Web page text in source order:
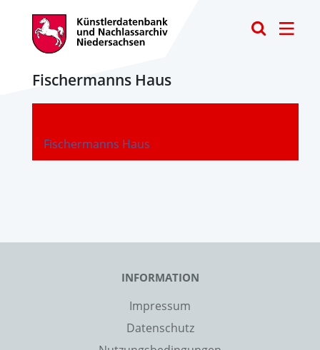
Fischermanns Haus
Fischermanns Haus
-
INFORMATION
Impressum
Datenschutz